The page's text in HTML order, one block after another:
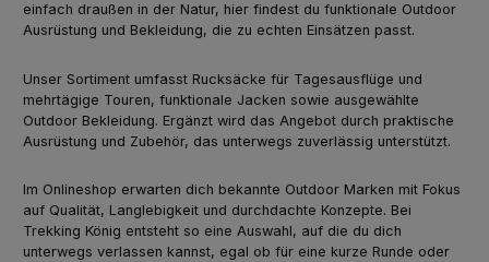
einfach draußen in der Natur, hier findest du funktionale Outdoor
Ausrüstung und Bekleidung, die zu echten Einsätzen passt.
Unser Sortiment umfasst Rucksäcke für Tagesausflüge und
mehrtägige Touren, funktionale Jacken sowie ausgewählte
Outdoor Bekleidung. Ergänzt wird das Angebot durch praktische
Ausrüstung und Zubehör, das unterwegs zuverlässig unterstützt.
Im Onlineshop erwarten dich bekannte Outdoor Marken mit Fokus
auf Qualität, Langlebigkeit und durchdachte Konzepte. Bei
Trekking König entsteht so eine Auswahl, auf die du dich
unterwegs verlassen kannst, egal ob für eine kurze Runde oder